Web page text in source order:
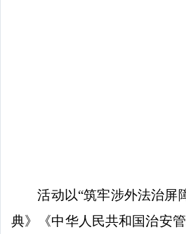
活动以“筑牢涉外法治屏
典》《中华人民共和国治安